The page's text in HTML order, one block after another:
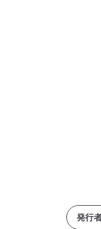
発行